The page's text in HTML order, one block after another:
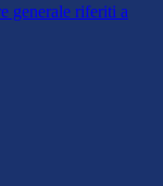
generale riferiti a